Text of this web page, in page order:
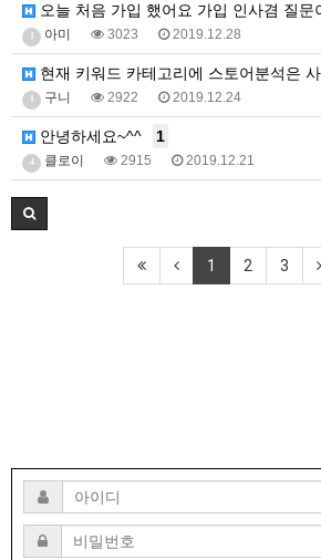
오늘 처음 가입 했어요 가입 인사겸 질문
아미 3023 2019.12.28
현재 키워드 카테고리에 스토어분석은
구니 2922 2019.12.24
안녕하세요~^^ 1
4 클로이 2915 2019.12.21
1 2 3